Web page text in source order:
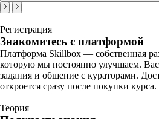
Регистрация
Знакомитесь с платформой
Платформа Skillbox — собственная
которую мы постоянно улучшаем.
задания и общение с кураторами.
откроется сразу после покупки курса.
Теория